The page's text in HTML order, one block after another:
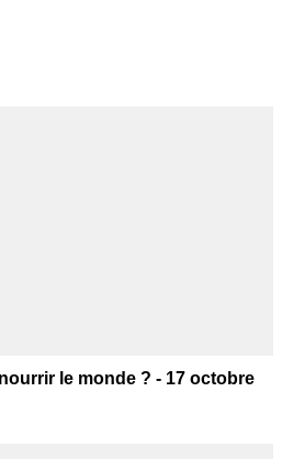
le monde ? - 17 octobre